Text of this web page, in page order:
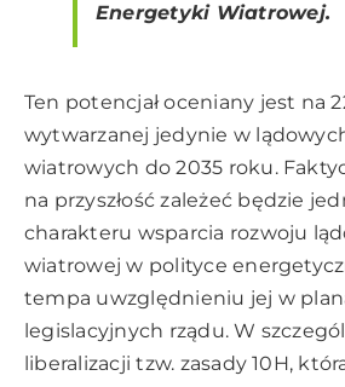
Energetyki Wiatrowej.
Ten potencjał oceniany jest na
wytwarzanej jedynie w
wiatrowych do 2035 roku.
na przyszłość zależeć będzie
charakteru wsparcia rozwoju
wiatrowej w polityce
tempa uwzględnieniu jej w
legislacyjnych rządu. W
liberalizacji tzw. zasady 10H,